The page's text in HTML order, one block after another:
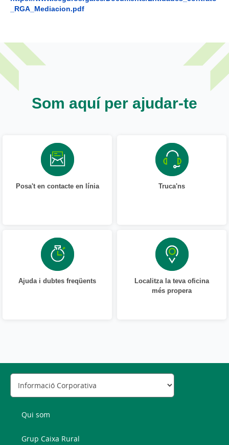
_RGA_Mediacion.pdf
Som aquí per ajudar-te
Posa't en contacte en línia Truca'ns
Ajuda i dubtes freqüents
Localitza la teva oficina
més propera
Qui som
Grup Caixa Rural